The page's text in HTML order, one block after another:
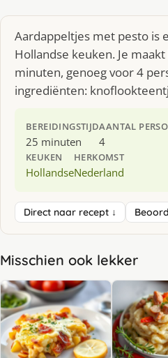
Aardappeltjes met pesto is
Hollandse keuken. Je
minuten, genoeg voor 4
ingrediënten:
BEREIDINGSTIJD
25 minuten
AANTAL
4
KEUKEN
Hollandse
HERKOMST
Nederland
Direct naar recept ↓
Misschien ook lekker